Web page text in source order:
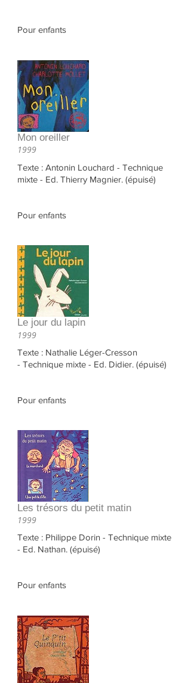
Pour enfants
Mon oreiller
1999
Texte : Antonin Louchard - Technique
mixte - Ed. Thierry Magnier. (épuisé)
Pour enfants
Le jour du lapin
1999
Texte : Nathalie Léger-Cresson
- Technique mixte - Ed. Didier. (épuisé)
Pour enfants
Les trésors du petit matin
1999
Texte : Philippe Dorin - Technique mixte
- Ed. Nathan. (épuisé)
Pour enfants